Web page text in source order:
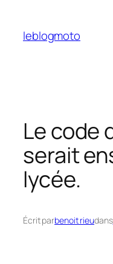
contenu
leblogmoto
Le code
serait
lycée.
Écrit parbenoit rieudans